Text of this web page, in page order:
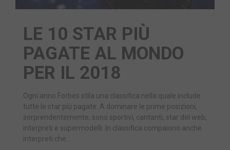
LE 10 STAR PIÙ
PAGATE AL MONDO
PER IL 2018
Ogni anno Forbes stila una classifica nella quale include
tutte le star più pagate. A dominare le prime posizioni,
sorprendentemente, sono sportivi, cantanti, star del web,
interpreti e supermodelli. In classifica compaiono anche
interpreti che…